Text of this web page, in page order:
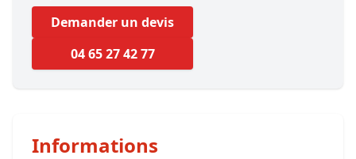
Demander un devis
04 65 27 42 77
Informations